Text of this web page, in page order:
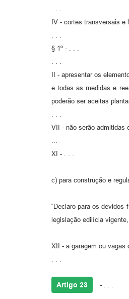
IV - cortes transversais e
§ 1º - . . .
II - apresentar os
e todas as medidas e
poderão ser aceitas
VII - não serão admitidas
XI - . . .
c) para construção e
“Declaro para os
legislação edilícia
XII - a garagem ou vagas
Artigo 23 - . . .